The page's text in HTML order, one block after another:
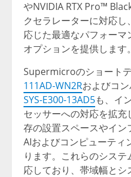
やNVIDIA RTX Pro™
クセラレーターに対応
応じた最適なパフォー
オプションを提供します。
Supermicroのショート
111AD-WN2Rおよびコ
SYS-E300-13AD5も、イ
セッサーへの対応を拡
存の設置スペースやイン
AIおよびコンピューティ
ります。これらのシス
応しており、帯域幅と